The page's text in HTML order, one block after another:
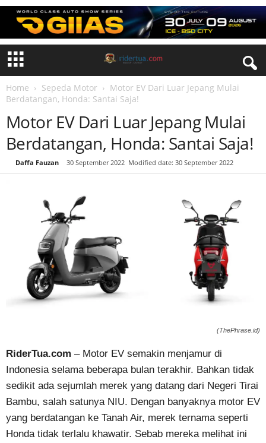
Home Sepeda Motor
Motor EV Dari Luar Jepang Mulai
Berdatangan, Honda: Santai Saja!
Motor EV Dari Luar Jepang Mulai
Berdatangan, Honda: Santai Saja!
Daffa Fauzan 30 September 2022 Modified date: 30 September 2022
(ThePhrase.id)
RiderTua.com – Motor EV semakin menjamur di
Indonesia selama beberapa bulan terakhir. Bahkan tidak
sedikit ada sejumlah merek yang datang dari Negeri Tirai
Bambu, salah satunya NIU. Dengan banyaknya motor EV
yang berdatangan ke Tanah Air, merek ternama seperti
Honda tidak terlalu khawatir. Sebab mereka melihat ini